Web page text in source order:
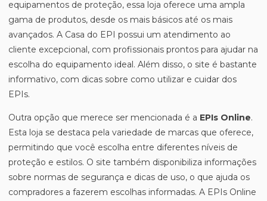
equipamentos de proteção, essa loja oferece uma ampla
gama de produtos, desde os mais básicos até os mais
avançados. A Casa do EPI possui um atendimento ao
cliente excepcional, com profissionais prontos para ajudar na
escolha do equipamento ideal. Além disso, o site é bastante
informativo, com dicas sobre como utilizar e cuidar dos
EPIs.
Outra opção que merece ser mencionada é a EPIs Online.
Esta loja se destaca pela variedade de marcas que oferece,
permitindo que você escolha entre diferentes níveis de
proteção e estilos. O site também disponibiliza informações
sobre normas de segurança e dicas de uso, o que ajuda os
compradores a fazerem escolhas informadas. A EPIs Online